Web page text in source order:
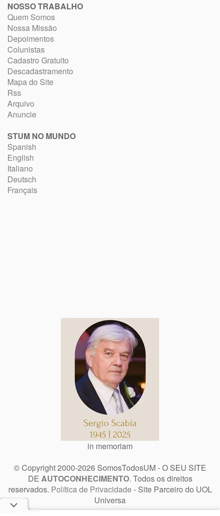
NOSSO TRABALHO
Quem Somos
Nossa Missão
Depoimentos
Colunistas
Cadastro Gratuito
Descadastramento
Mapa do Site
Rss
Arquivo
Anuncie
STUM NO MUNDO
Spanish
English
Italiano
Deutsch
Français
in memoriam
© Copyright 2000-2026 SomosTodosUM - O SEU SITE
DE AUTOCONHECIMENTO. Todos os direitos
reservados. Política de Privacidade - Site Parceiro do UOL
Universa